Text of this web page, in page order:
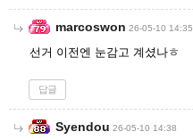
marcoswon 26-05-10 14:35
선거 이전엔 눈감고 계셨나ㅎ
답글
Syendou 26-05-10 14:38